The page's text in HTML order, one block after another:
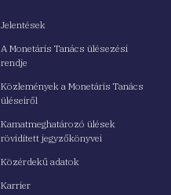
Jelentések
A Monetáris Tanács ülésezési
rendje
Közlemények a Monetáris Tanács
üléseiről
Kamatmeghatározó ülések
rövidített jegyzőkönyvei
Közérdekű adatok
Karrier